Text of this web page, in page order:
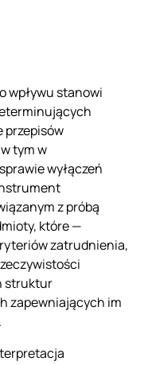
wpływu stanowi
przepisów
tym w
wyłączeń
z próbą
które —
zatrudnienia,
struktur
zapewniających im